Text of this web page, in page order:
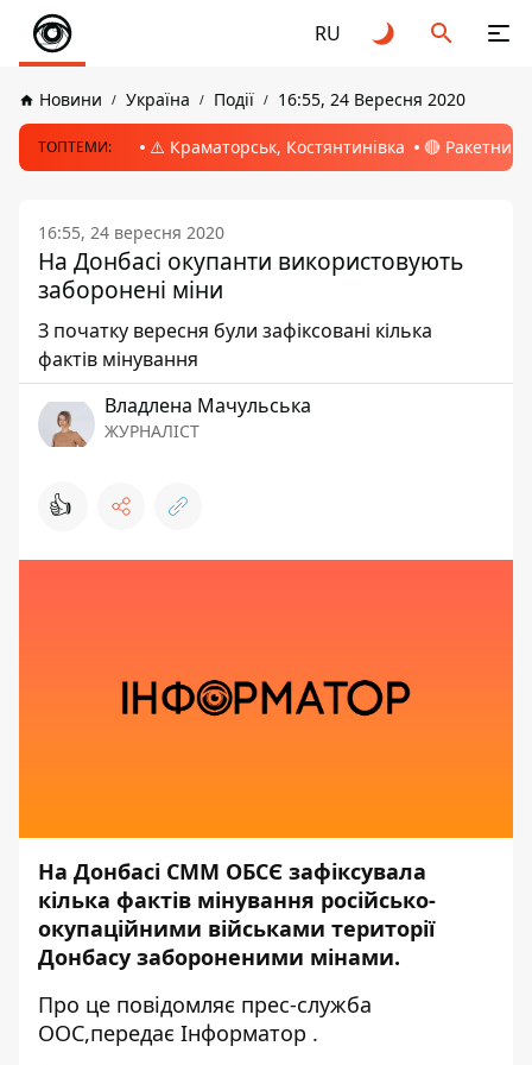
RU
Новини Україна Події 16:55, 24 Вересня 2020
ТОПТЕМИ: ⚠️ Краматорськ, Костянтинівка 🔴 Ракетний
16:55, 24 вересня 2020
На Донбасі окупанти використовують
заборонені міни
З початку вересня були зафіксовані кілька
фактів мінування
Владлена Мачульська
ЖУРНАЛІСТ
👍
На Донбасі СММ ОБСЄ зафіксувала
кілька фактів мінування російсько-
окупаційними військами території
Донбасу забороненими мінами.
Про це повідомляє прес-служба
ООС,передає Інформатор .